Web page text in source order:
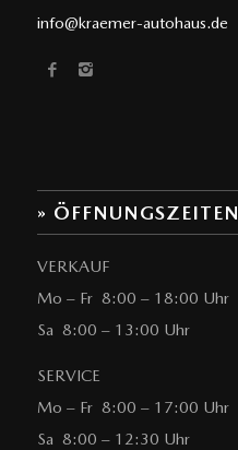
info@kraemer-autohaus.de
» ÖFFNUNGSZEITEN
VERKAUF
Mo – Fr 8:00 – 18:00 Uhr
Sa 8:00 – 13:00 Uhr
SERVICE
Mo – Fr 8:00 – 17:00 Uhr
Sa 8:00 – 12:30 Uhr